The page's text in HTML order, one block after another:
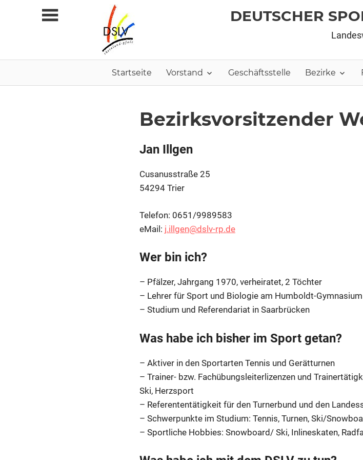
DEUTSCHER
Startseite Vorstand Geschäftsstelle Bezirke
Bezirksvorsitzender
Jan Illgen
Cusanusstraße 25
54294 Trier
Telefon: 0651/9989583
eMail: j.illgen@dslv-rp.de
Wer bin ich?
– Pfälzer, Jahrgang 1970, verheiratet, 2 Töchter
– Lehrer für Sport und Biologie am Humboldt-
– Studium und Referendariat in Saarbrücken
Was habe ich bisher im Sport getan?
– Aktiver in den Sportarten Tennis und Gerätturnen
– Trainer- bzw. Fachübungsleiterlizenzen und
Ski, Herzsport
– Referententätigkeit für den Turnerbund und den
– Schwerpunkte im Studium: Tennis, Turnen, Ski/
– Sportliche Hobbies: Snowboard/ Ski, Inlineskaten,